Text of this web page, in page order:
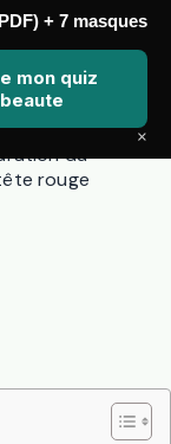
du
rouge
+ 7 masques
mon quiz
beaute
×